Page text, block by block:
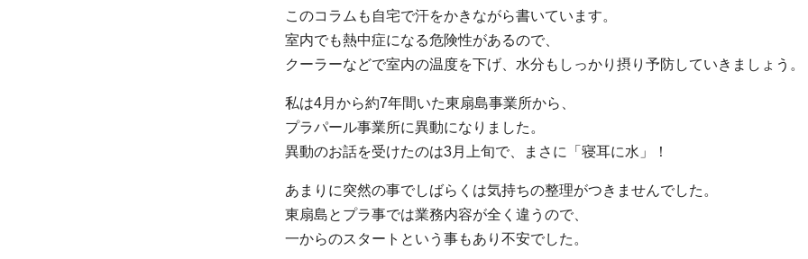
このコラムも自宅で汗をかきながら書いています。
室内でも熱中症になる危険性があるので、
クーラーなどで室内の温度を下げ、水分もしっかり摂り予防していきましょう。
私は4月から約7年間いた東扇島事業所から、
プラパール事業所に異動になりました。
異動のお話を受けたのは3月上旬で、まさに「寝耳に水」！
あまりに突然の事でしばらくは気持ちの整理がつきませんでした。
東扇島とプラ事では業務内容が全く違うので、
一からのスタートという事もあり不安でした。